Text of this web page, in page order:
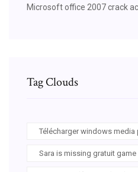
Microsoft office 2007 crack
Tag Clouds
Télécharger windows media
Sara is missing gratuit game